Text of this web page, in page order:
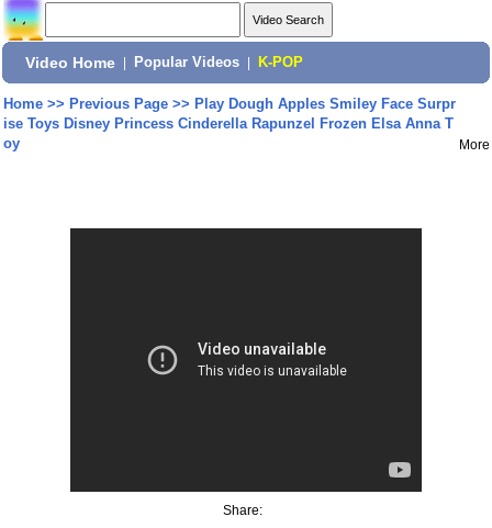
Video Home Popular Videos K-POP
Home>> Previous Page>> Play Dough Apples Smiley Face Surpr
ise Toys Disney Princess Cinderella Rapunzel Frozen Elsa Anna T
oy
More
Share: